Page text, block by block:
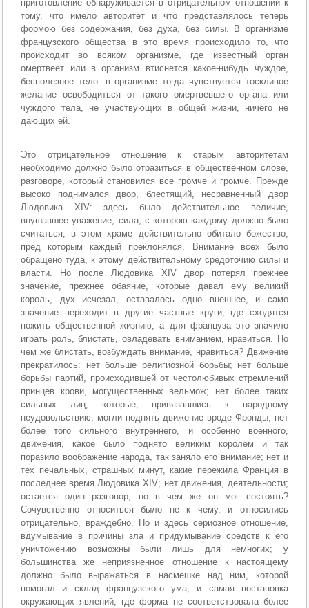
приготовление обнаруживается в отрицательном отношении к
тому, что имело авторитет и что представлялось теперь
формою без содержания, без духа, без силы. В организме
французского общества в это время происходило то, что
происходит во всяком организме, где известный орган
омертвеет или в организм втиснется какое-нибудь чуждое,
бесполезное тело: в организме тогда чувствуется тоскливое
желание освободиться от такого омертвевшего органа или
чуждого тела, не участвующих в общей жизни, ничего не
дающих ей.
Это отрицательное отношение к старым авторитетам
необходимо должно было отразиться в общественном слове,
разговоре, который становился все громче и громче. Прежде
высоко поднимался двор, блестящий, несравненный двор
Людовика XIV: здесь было действительное величие,
внушавшее уважение, сила, с которою каждому должно было
считаться; в этом храме действительно обитало божество,
пред которым каждый преклонялся. Внимание всех было
обращено туда, к этому действительному средоточию силы и
власти. Но после Людовика XIV двор потерял прежнее
значение, прежнее обаяние, которые давал ему великий
король, дух исчезал, оставалось одно внешнее, и само
значение переходит в другие частные круги, где сходятся
пожить общественной жизнию, а для француза это значило
играть роль, блистать, овладевать вниманием, нравиться. Но
чем же блистать, возбуждать внимание, нравиться? Движение
прекратилось: нет больше религиозной борьбы; нет больше
борьбы партий, происходившей от честолюбивых стремлений
принцев крови, могущественных вельмож; нет более таких
сильных лиц, которые, привязавшись к народному
неудовольствию, могли поднять движение вроде Фронды; нет
более того сильного внутреннего, и особенно военного,
движения, какое было поднято великим королем и так
поразило воображение народа, так заняло его внимание; нет и
тех печальных, страшных минут, какие пережила Франция в
последнее время Людовика XIV; нет движения, деятельности;
остается один разговор, но в чем же он мог состоять?
Сочувственно относиться было не к чему, и относились
отрицательно, враждебно. Но и здесь сериозное отношение,
вдумывание в причины зла и придумывание средств к его
уничтожению возможны были лишь для немногих; у
большинства же неприязненное отношение к настоящему
должно было выражаться в насмешке над ним, которой
помогал и склад французского ума, и самая постановка
окружающих явлений, где форма не соответствовала более